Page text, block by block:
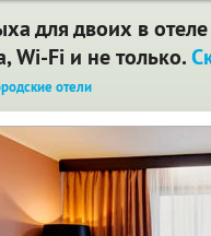
для двоих в
Wi-Fi и не только.
отели